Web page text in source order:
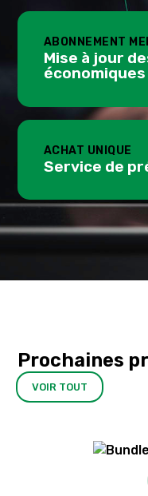
Mise à jour
économiques
Service de
Prochaines
VOIR TOUT